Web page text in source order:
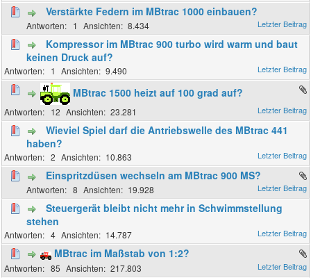
Verstärkte Federn im MBtrac 1000 einbauen?
1 8.434
Kompressor im MBtrac 900 turbo wird warm und baut
keinen Druck auf?
1 9.490
MBtrac 1500 heizt auf 100 grad auf?
12 23.281
Wieviel Spiel darf die Antriebswelle des MBtrac 441
haben?
2 10.863
Einspritzdüsen wechseln am MBtrac 900 MS?
8 19.928
Steuergerät bleibt nicht mehr in Schwimmstellung
stehen
4 14.787
MBtrac im Maßstab von 1:2?
85 217.803